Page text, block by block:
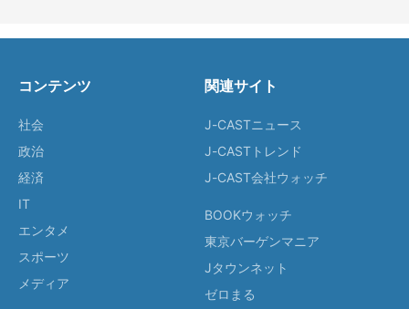
コンテンツ
社会
政治
経済
IT
エンタメ
スポーツ
メディア
関連サイト
J-CASTニュース
J-CASTトレンド
J-CAST会社ウォッチ
BOOKウォッチ
東京バーゲンマニア
Jタウンネット
ゼロまる